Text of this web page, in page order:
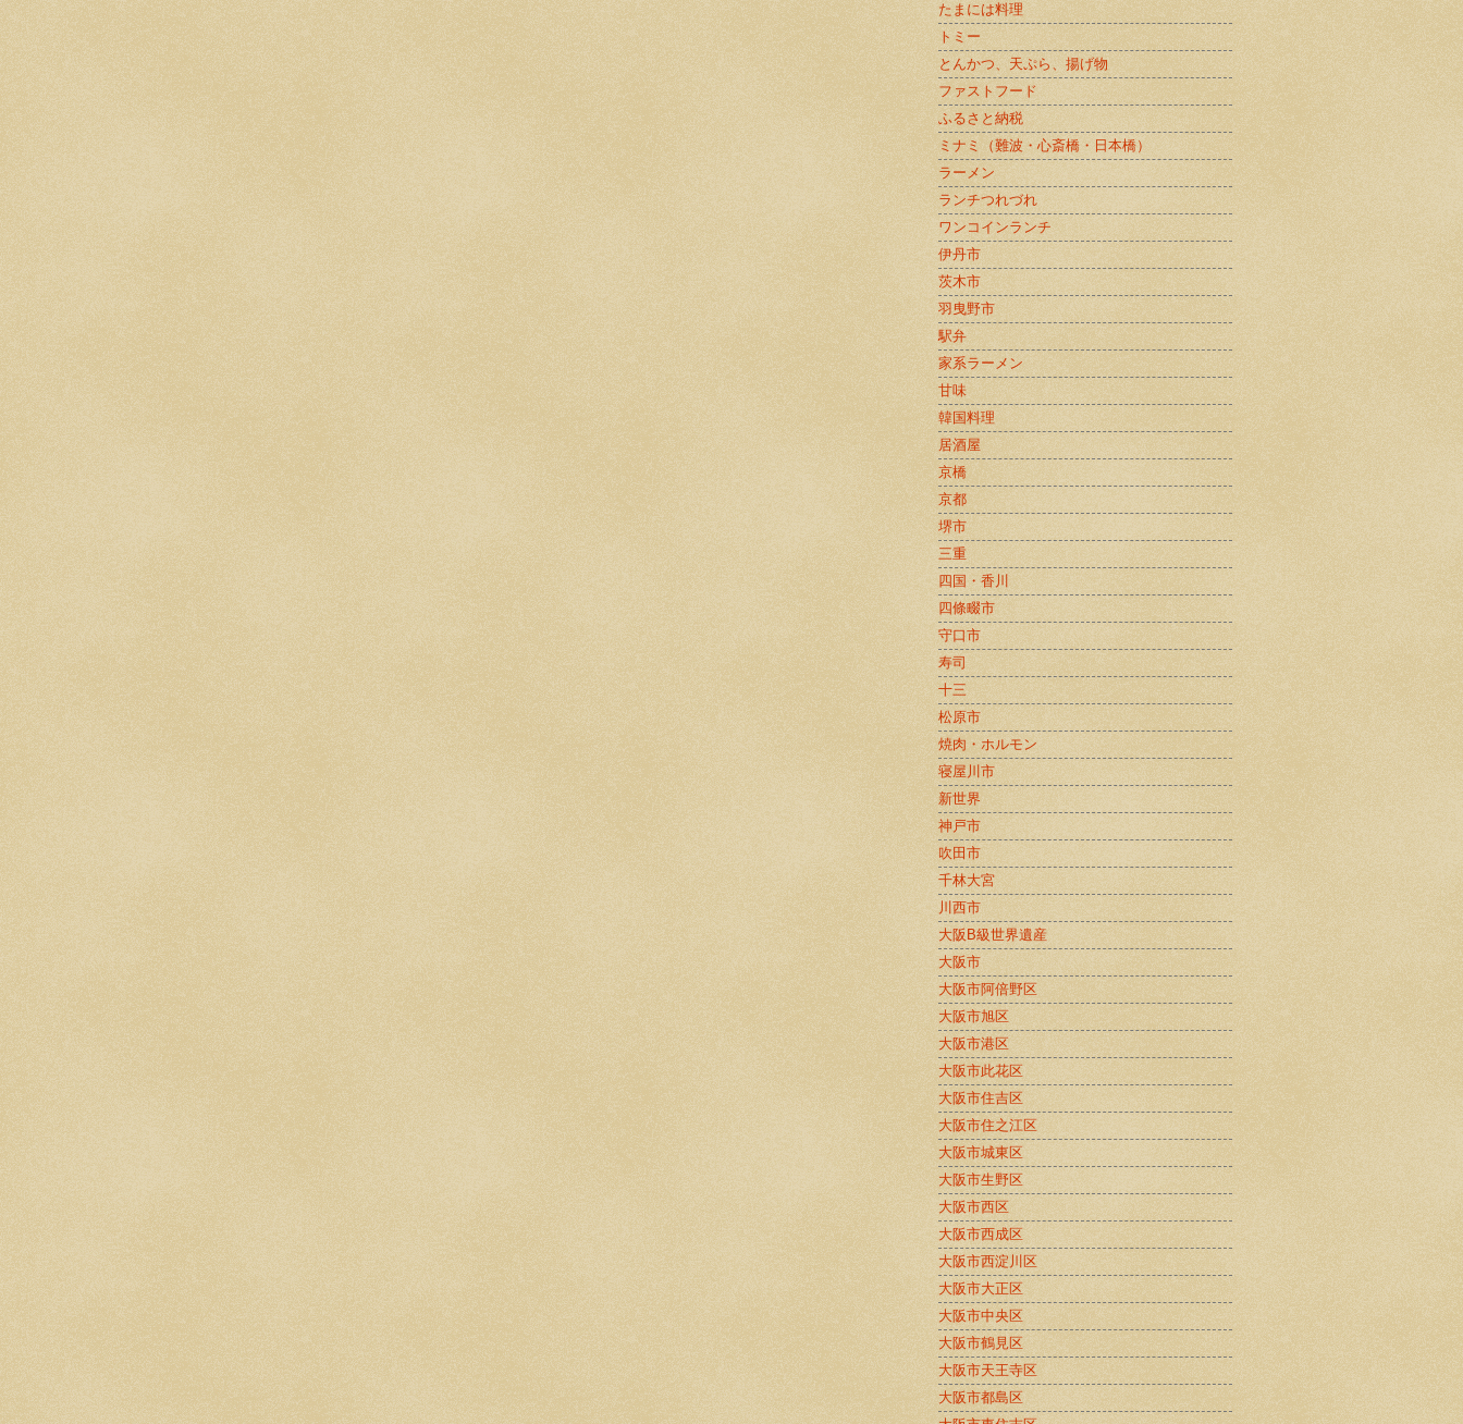
たまには料理
トミー
とんかつ、天ぷら、揚げ物
ファストフード
ふるさと納税
ミナミ（難波・心斎橋・日本橋）
ラーメン
ランチつれづれ
ワンコインランチ
伊丹市
茨木市
羽曳野市
駅弁
家系ラーメン
甘味
韓国料理
居酒屋
京橋
京都
堺市
三重
四国・香川
四條畷市
守口市
寿司
十三
松原市
焼肉・ホルモン
寝屋川市
新世界
神戸市
吹田市
千林大宮
川西市
大阪B級世界遺産
大阪市
大阪市阿倍野区
大阪市旭区
大阪市港区
大阪市此花区
大阪市住吉区
大阪市住之江区
大阪市城東区
大阪市生野区
大阪市西区
大阪市西成区
大阪市西淀川区
大阪市大正区
大阪市中央区
大阪市鶴見区
大阪市天王寺区
大阪市都島区